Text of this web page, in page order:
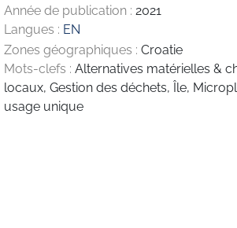
Année de publication : 2021
Langues : EN
Zones géographiques : Croatie
Mots-clefs : Alternatives matérielles &
locaux, Gestion des déchets, Île,
usage unique